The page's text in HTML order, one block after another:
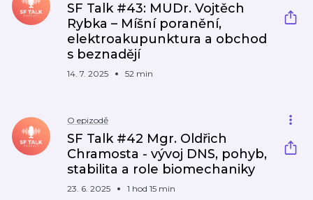
SF Talk #43: MUDr. Vojtěch
Rybka – Míšní poranění,
elektroakupunktura a obchod
s beznadějí
14. 7. 2025 52 min
O epizodě
SF Talk #42 Mgr. Oldřich
Chramosta - vývoj DNS, pohyb,
stabilita a role biomechaniky
23. 6. 2025 1 hod 15 min